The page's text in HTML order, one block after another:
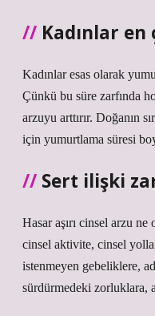
Kadınlar
Kadınlar esas olarak
Çünkü bu süre zarfında
arzuyu arttırır. Doğanın
için yumurtlama süresi
Sert ilişki
Hasar aşırı cinsel arzu
cinsel aktivite, cinsel
istenmeyen gebeliklere,
sürdürmedeki zorluklara,